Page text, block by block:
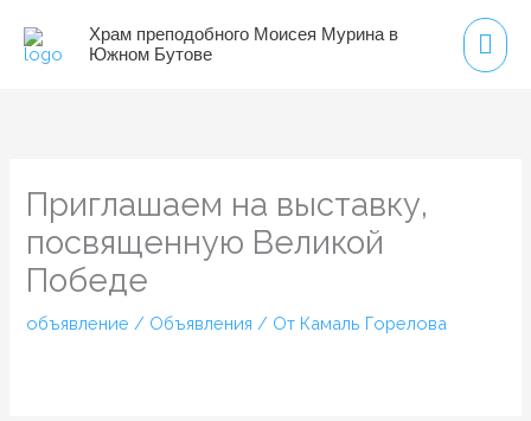
Храм преподобного Моисея Мурина в
Южном Бутове
Приглашаем на выставку,
посвященную Великой
Победе
объявление / Объявления / От Камаль Горелова